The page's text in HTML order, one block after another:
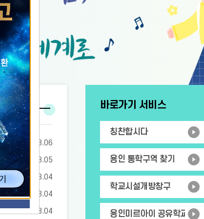
2026.08.06
2026.08.05
2026.08.04
2026.08.04
2026.08.04
더보기 바로가기 서비스
칭찬합시다
용인 통학구역 찾기
학교시설개방창구
용인미르아이 공유학교